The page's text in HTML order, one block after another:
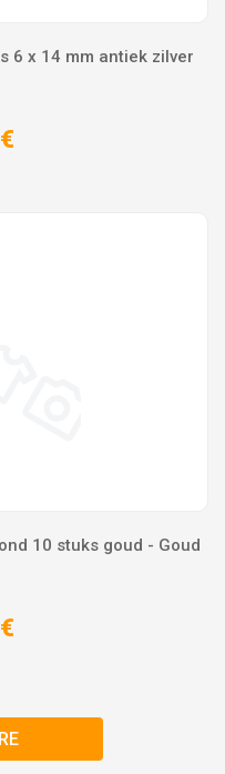
6 x 14 mm antiek zilver
10 stuks goud - Goud